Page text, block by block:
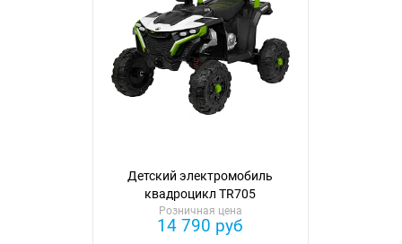
Детский электромобиль
квадроцикл TR705
Розничная цена
14 790 руб